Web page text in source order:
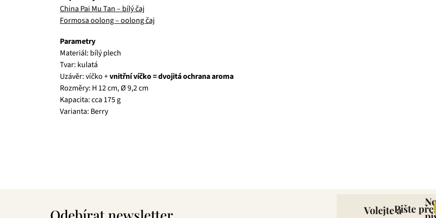
China Pai Mu Tan – bílý čaj
Formosa oolong – oolong čaj
Parametry
Materiál: bílý plech
Tvar: kulatá
Uzávěr: víčko +vnitřní víčko = dvojitá ochrana aroma
Rozměry: H 12 cm, Ø 9,2 cm
Kapacita: cca 175 g
Varianta: Berry
Volejte aPište přes